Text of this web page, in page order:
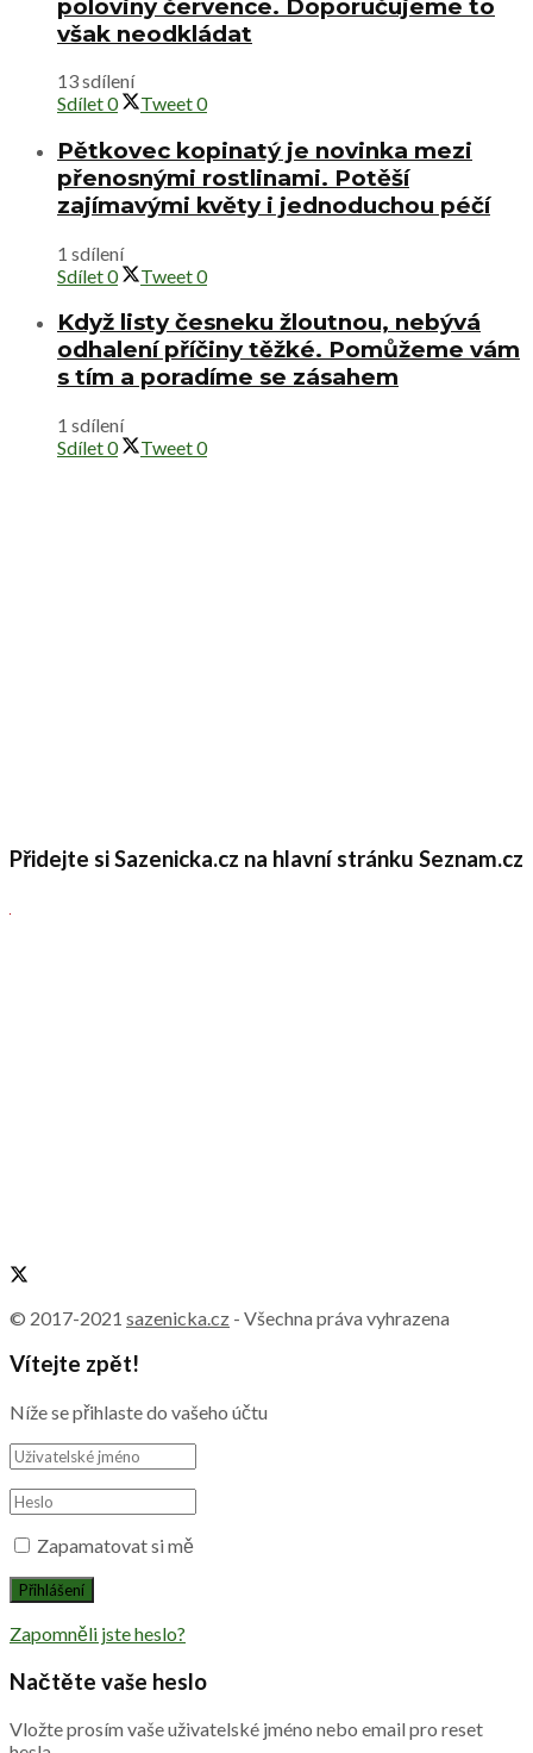
poloviny července. Doporučujeme to
však neodkládat
13 sdílení
Sdílet0 Tweet0
Pětkovec kopinatý je novinka mezi
přenosnými rostlinami. Potěší
zajímavými květy i jednoduchou péčí
1 sdílení
Sdílet0 Tweet0
Když listy česneku žloutnou, nebývá
odhalení příčiny těžké. Pomůžeme vám
s tím a poradíme se zásahem
1 sdílení
Sdílet0 Tweet0
Přidejte si Sazenicka.cz na hlavní stránku Seznam.cz
© 2017-2021 sazenicka.cz - Všechna práva vyhrazena
Vítejte zpět!
Níže se přihlaste do vašeho účtu
Zapamatovat si mě
Zapomněli jste heslo?
Načtěte vaše heslo
Vložte prosím vaše uživatelské jméno nebo email pro reset